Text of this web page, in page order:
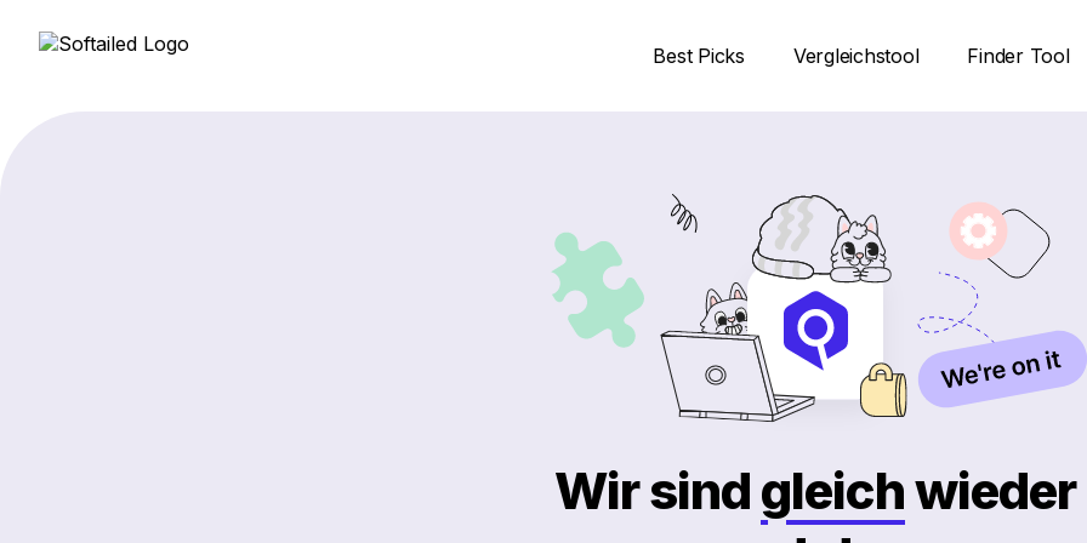
Best Picks Vergleichstool Finder Tool
Wir sindgleichwieder